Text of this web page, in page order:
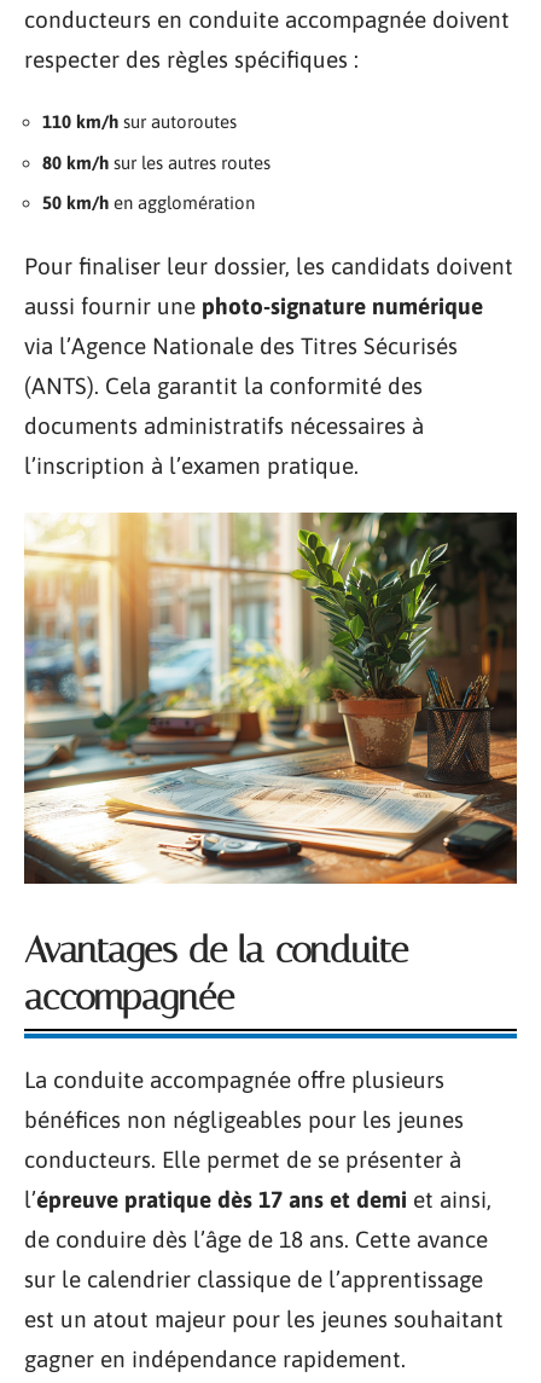
conducteurs en conduite accompagnée doivent
respecter des règles spécifiques :
110 km/h sur autoroutes
80 km/h sur les autres routes
50 km/h en agglomération
Pour finaliser leur dossier, les candidats doivent
aussi fournir une photo-signature numérique
via l’Agence Nationale des Titres Sécurisés
(ANTS). Cela garantit la conformité des
documents administratifs nécessaires à
l’inscription à l’examen pratique.
Avantages de la conduite
accompagnée
La conduite accompagnée offre plusieurs
bénéfices non négligeables pour les jeunes
conducteurs. Elle permet de se présenter à
l’épreuve pratique dès 17 ans et demi et ainsi,
de conduire dès l’âge de 18 ans. Cette avance
sur le calendrier classique de l’apprentissage
est un atout majeur pour les jeunes souhaitant
gagner en indépendance rapidement.